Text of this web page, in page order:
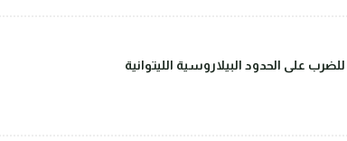
على الحدود البيلاروسية الليتوانية